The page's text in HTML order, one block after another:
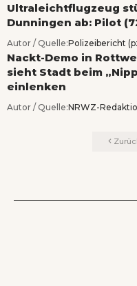
Ultraleichtflugzeug
Dunningen ab: Pilot
Autor / Quelle:Polizeibericht
Nackt-Demo in
sieht Stadt beim
einlenken
Autor / Quelle:NRWZ-